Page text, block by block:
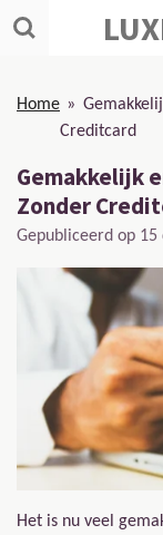
Ga
de
hoofdinhoud
Home »
Creditcard
Gemakkelijk
Zonder
Gepubliceerd op
Het is nu veel